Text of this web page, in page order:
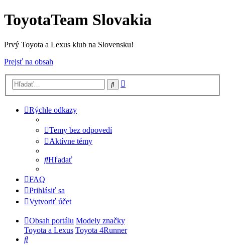
ToyotaTeam Slovakia
Prvý Toyota a Lexus klub na Slovensku!
Prejsť na obsah
Hľadať
Rýchle odkazy
Temy bez odpovedí
Aktívne témy
Hľadať
FAQ
Prihlásiť sa
Vytvoriť účet
Obsah portálu Modely značky
Toyota a Lexus Toyota 4Runner
Hľadať